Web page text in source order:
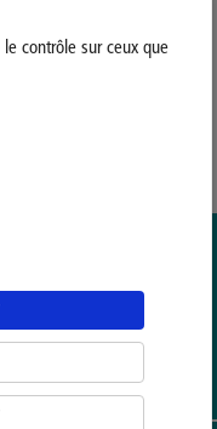
contrôle sur ceux que